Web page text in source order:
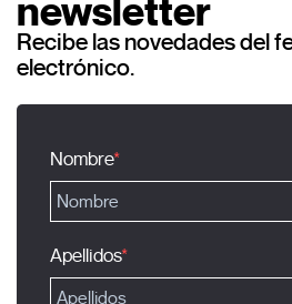
newsletter
Recibe las novedades del
electrónico.
Nombre
Apellidos